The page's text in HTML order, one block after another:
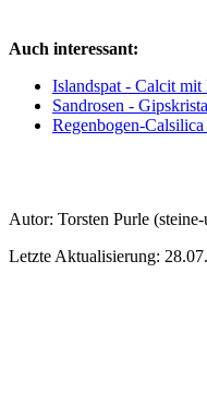
Auch interessant:
Islandspat - Calcit
Sandrosen -
Regenbogen-
Autor: Torsten Purle
Letzte Aktualisierung: